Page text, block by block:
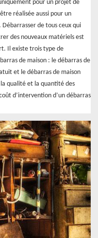
pour un projet de
réalisée aussi pour un
de tous ceux qui
des nouveaux matériels est
Il existe trois type de
de maison : le débarras de
et le débarras de maison
qualité et la quantité des
d’intervention d’un débarras